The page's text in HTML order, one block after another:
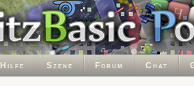
Hilfe Szene Forum Chat